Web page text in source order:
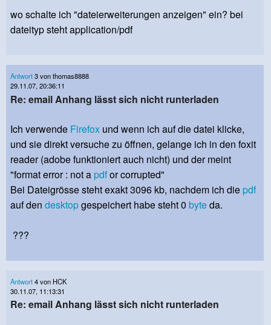
wo schalte ich "dateierweiterungen anzeigen" ein? bei
dateityp steht application/pdf
Antwort3 von thomas8888
29.11.07, 20:36:11
Re: email Anhang lässt sich nicht runterladen
Ich verwende Firefox und wenn ich auf die datei klicke,
und sie direkt versuche zu öffnen, gelange ich in den foxit
reader (adobe funktioniert auch nicht) und der meint
"format error : not a pdfor corrupted"
Bei Dateigrösse steht exakt 3096 kb, nachdem ich die pdf
auf den desktopgespeichert habe steht 0 byteda.
???
Antwort4 von HCK
30.11.07, 11:13:31
Re: email Anhang lässt sich nicht runterladen